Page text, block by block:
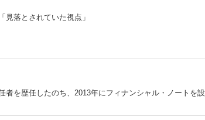
見落とされていた視点」
を歴任したのち、2013年にフィナンシャル・ノート